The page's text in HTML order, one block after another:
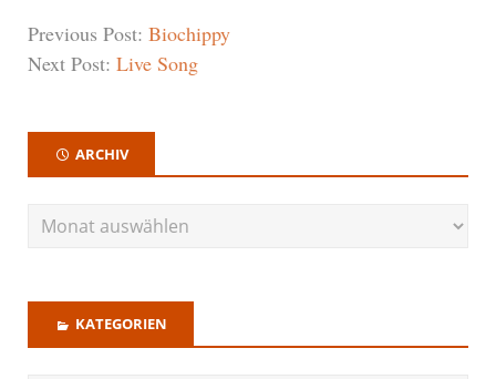
Previous Post: Biochippy
Next Post: Live Song
ARCHIV
KATEGORIEN